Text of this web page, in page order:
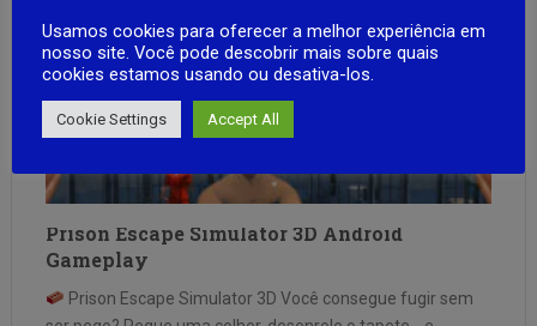
Prison Escape Simulator 3D Android
Gameplay
Prison Escape Simulator 3D Você consegue fugir sem
Usamos cookies para oferecer a melhor experiência em
nosso site. Você pode descobrir mais sobre quais
cookies estamos usando ou desativa-los.
Cookie Settings Accept All